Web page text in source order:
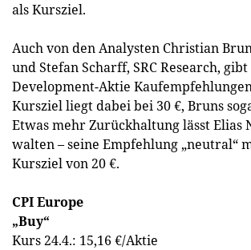
als Kursziel.
Auch von den Analysten Christian
und Stefan Scharff, SRC Research,
Development-Aktie
Kursziel liegt dabei bei 30 €, Bruns
Etwas mehr Zurückhaltung lässt Elias
walten – seine Empfehlung „neutral“
Kursziel von 20 €.
CPI Europe
„Buy“
Kurs 24.4.: 15,16 €/Aktie